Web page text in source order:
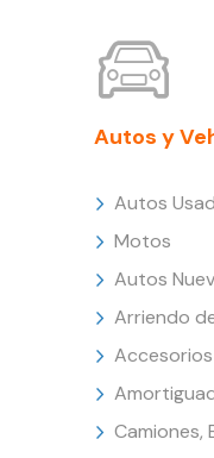
Autos y
Autos
Motos
Autos
Arriendo
Accesorios
Camiones,